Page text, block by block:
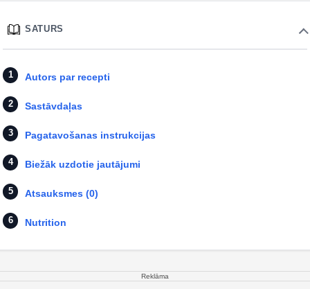
SATURS
Autors par recepti
Sastāvdaļas
Pagatavošanas instrukcijas
Biežāk uzdotie jautājumi
Atsauksmes (0)
Nutrition
Reklāma